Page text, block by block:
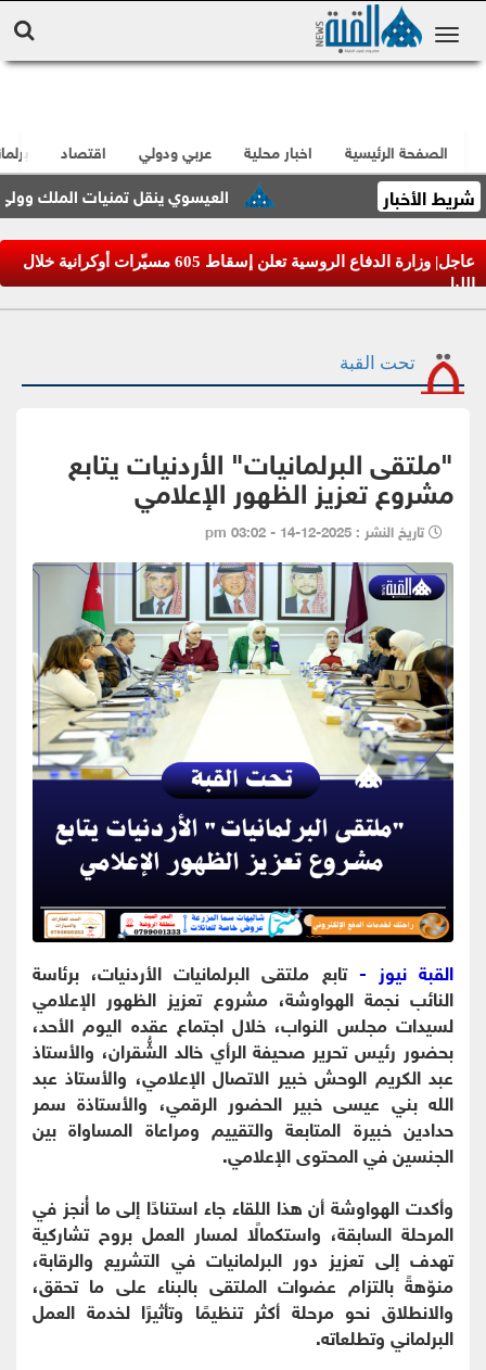
الصفحة الرئيسية اخبار محلية عربي ودولي اقتصاد
شريط الأخبار العيسوي ينقل تمنيات الملك وولي العهد بموفور
عاجل| وزارة الدفاع الروسية تعلن إسقاط 605 مسيّرات أوكرانية خلال
الليل
تحت القبة
"ملتقى البرلمانيات" الأردنيات يتابع
مشروع تعزيز الظهور الإعلامي
تاريخ النشر : 2025-12-14 - 03:02 pm
القبة نيوز - تابع ملتقى البرلمانيات الأردنيات، برئاسة
النائب نجمة الهواوشة، مشروع تعزيز الظهور الإعلامي
لسيدات مجلس النواب، خلال اجتماع عقده اليوم الأحد،
بحضور رئيس تحرير صحيفة الرأي خالد الشُّقران، والأستاذ
عبد الكريم الوحش خبير الاتصال الإعلامي، والأستاذ عبد
الله بني عيسى خبير الحضور الرقمي، والأستاذة سمر
حدادين خبيرة المتابعة والتقييم ومراعاة المساواة بين
الجنسين في المحتوى الإعلامي.
وأكدت الهواوشة أن هذا اللقاء جاء استنادًا إلى ما أُنجز في
المرحلة السابقة، واستكمالًا لمسار العمل بروح تشاركية
تهدف إلى تعزيز دور البرلمانيات في التشريع والرقابة،
منوّهةً بالتزام عضوات الملتقى بالبناء على ما تحقق،
والانطلاق نحو مرحلة أكثر تنظيمًا وتأثيرًا لخدمة العمل
البرلماني وتطلعاته.